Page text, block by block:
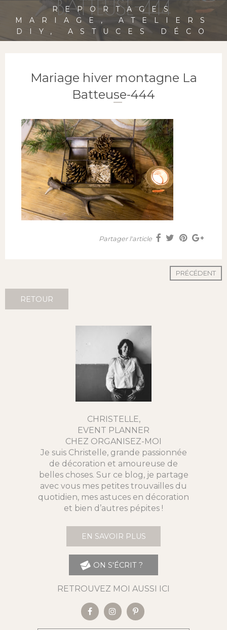
BATTEUSE-444
REPORTAGES
MARIAGE, ATELIERS
DIY, ASTUCES DÉCO
Mariage hiver montagne La
Batteuse-444
Partager l'article
PRÉCÉDENT
RETOUR
CHRISTELLE,
EVENT PLANNER
CHEZ ORGANISEZ-MOI
Je suis Christelle, grande passionnée
de décoration et amoureuse de
belles choses. Sur ce blog, je partage
avec vous mes petites trouvailles du
quotidien, mes astuces en décoration
et bien d’autres pépites !
EN SAVOIR PLUS
ON S'ÉCRIT ?
RETROUVEZ MOI AUSSI ICI